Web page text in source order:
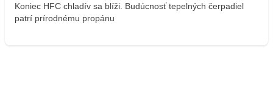
Koniec HFC chladív sa blíži. Budúcnosť tepelných čerpadiel
patrí prírodnému propánu